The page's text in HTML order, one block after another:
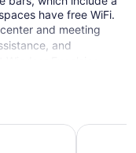
have free WiFi.
and meeting
and
Excelsior
free.
Othon